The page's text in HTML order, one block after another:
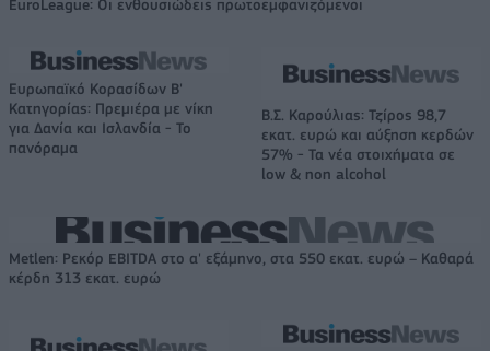
EuroLeague: Οι ενθουσιώδεις πρωτοεμφανιζόμενοι
Ευρωπαϊκό Κορασίδων Β'
Κατηγορίας: Πρεμιέρα με νίκη
για Δανία και Ισλανδία - Το
πανόραμα
Β.Σ. Καρούλιας: Τζίρος 98,7
εκατ. ευρώ και αύξηση κερδών
57% - Τα νέα στοιχήματα σε
low & non alcohol
Metlen: Ρεκόρ EBITDA στο α' εξάμηνο, στα 550 εκατ. ευρώ – Καθαρά
κέρδη 313 εκατ. ευρώ